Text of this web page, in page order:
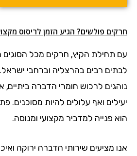
חרקים פולשים? הגיע הזמן לריסוס
עם תחילת הקיץ, חרקים מכל
לבתים רבים בהרצליה וברחבי
נוהגים לרכוש חומרי הדברה
יעילים ואף עלולים להיות מסוכנים.
הוא פנייה למדביר מקצועי ומנוסה.
אנו מציעים שירותי הדברה ירוקה